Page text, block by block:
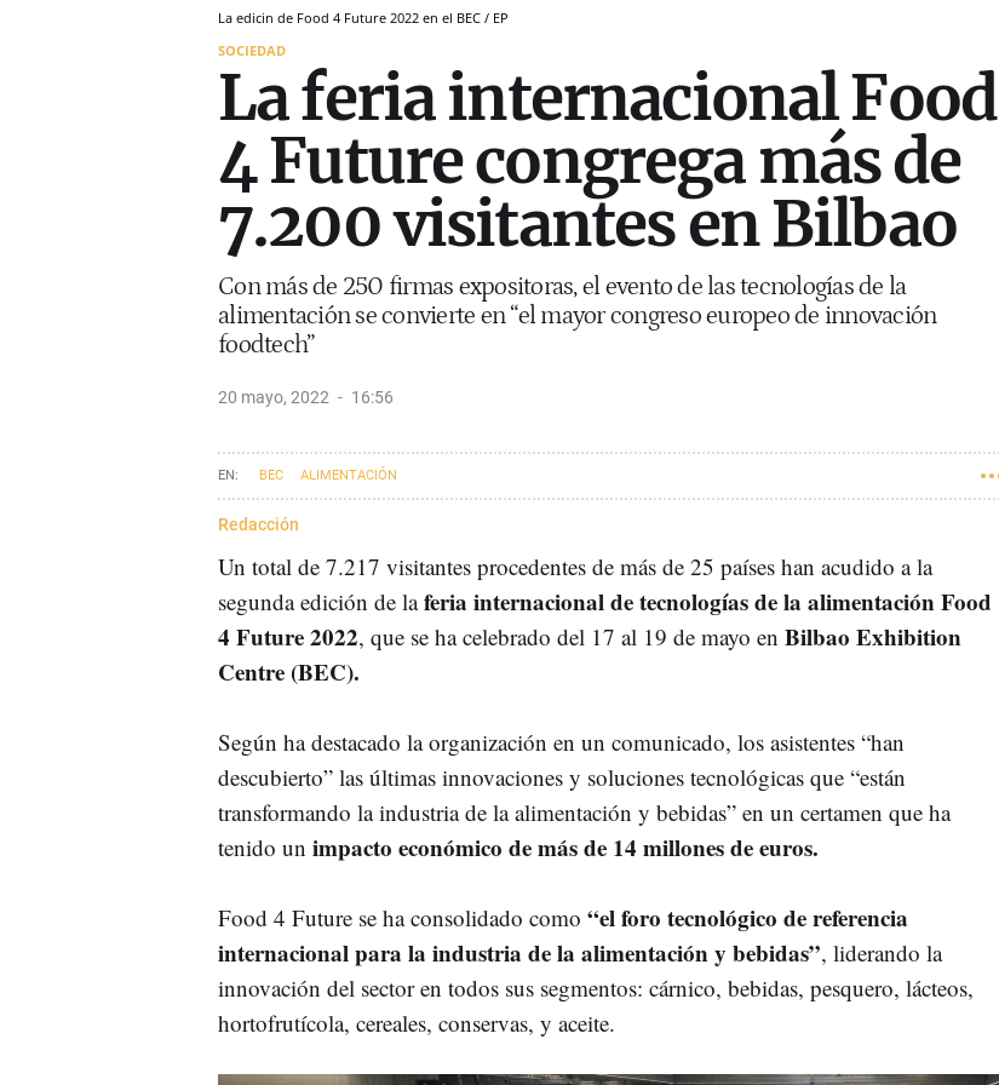
La edicin de Food 4 Future 2022 en el BEC / EP
SOCIEDAD
La feria internacional Food
4 Future congrega más de
7.200 visitantes en Bilbao
Con más de 250 firmas expositoras, el evento de las tecnologías de la
alimentación se convierte en “el mayor congreso europeo de innovación
foodtech”
20 mayo, 2022 16:56
BEC ALIMENTACIÓN
Redacción
Un total de 7.217 visitantes procedentes de más de 25 países han acudido a la
segunda edición de laferia internacional de tecnologías de la alimentación Food
4 Future 2022, que se ha celebrado del 17 al 19 de mayo en Bilbao Exhibition
Centre (BEC).
Según ha destacado la organización en un comunicado, los asistentes “han
descubierto” las últimas innovaciones y soluciones tecnológicas que “están
transformando la industria de la alimentación y bebidas” en un certamen que ha
tenido un impacto económico de más de 14 millones de euros.
Food 4 Future se ha consolidado como “el foro tecnológico de referencia
internacional para la industria de la alimentación y bebidas”, liderando la
innovación del sector en todos sus segmentos: cárnico, bebidas, pesquero, lácteos,
hortofrutícola, cereales, conservas, y aceite.